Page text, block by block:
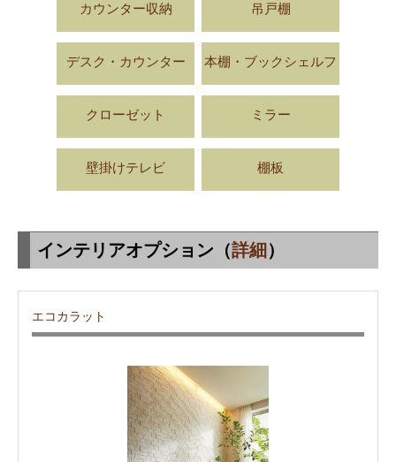
カウンター収納 吊戸棚
デスク・カウンター 本棚・ブックシェルフ
クローゼット ミラー
壁掛けテレビ 棚板
インテリアオプション（詳細 ）
エコカラット